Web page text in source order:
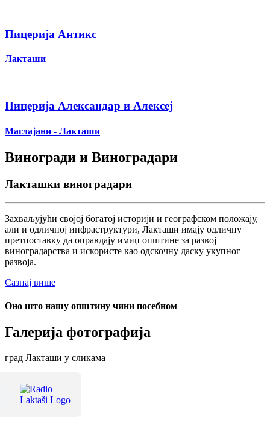
Пицерија Антикс
Лакташи
Пицерија Александар и Алексеј
Маглајани - Лакташи
Виногради и Виноградари
Лакташки виноградари
Захваљујући својој богатој историји и географском положају,
али и одличној инфраструктури, Лакташи имају одличну
претпоставку да оправдају имиџ општине за развој
виноградарства и искористе као одскочну даску укупног
развоја.
Сазнај више
Оно што нашу општину чини посебном
Галерија фотографија
град Лакташи у сликама
Терме Лакташи